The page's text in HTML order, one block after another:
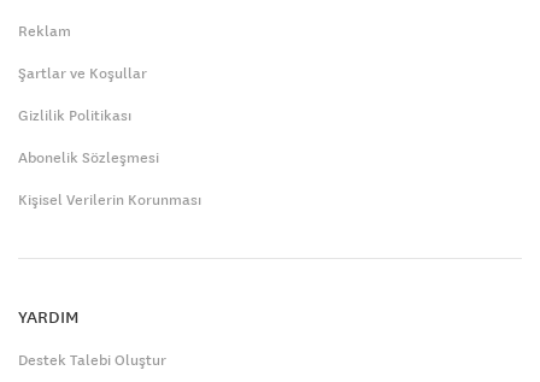
Reklam
Şartlar ve Koşullar
Gizlilik Politikası
Abonelik Sözleşmesi
Kişisel Verilerin Korunması
YARDIM
Destek Talebi Oluştur